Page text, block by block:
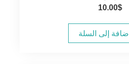
10.00$
إضافة إلى السلة